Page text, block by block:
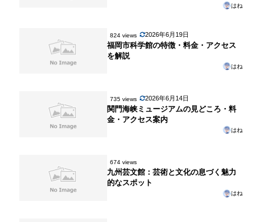
はね
824 views 2026年6月19日
福岡市科学館の特徴・料金・アクセス
を解説
はね
735 views 2026年6月14日
関門海峡ミュージアムの見どころ・料
金・アクセス案内
はね
674 views
九州芸文館：芸術と文化の息づく魅力
的なスポット
はね